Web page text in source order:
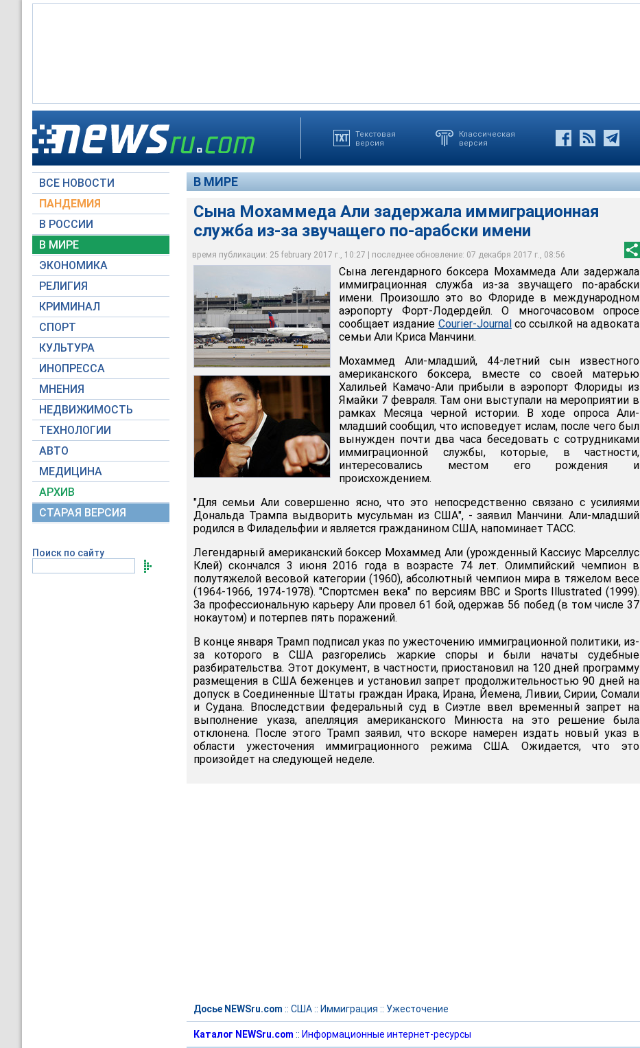
Текстовая
версия
Классическая
версия
ВСЕ НОВОСТИ
ПАНДЕМИЯ
В РОССИИ
В МИРЕ
ЭКОНОМИКА
РЕЛИГИЯ
КРИМИНАЛ
СПОРТ
КУЛЬТУРА
ИНОПРЕССА
МНЕНИЯ
НЕДВИЖИМОСТЬ
ТЕХНОЛОГИИ
АВТО
МЕДИЦИНА
АРХИВ
СТАРАЯ ВЕРСИЯ
Поиск по сайту
В МИРЕ
Сына Мохаммеда Али задержала иммиграционная
служба из-за звучащего по-арабски имени
время публикации: 25 february 2017 г., 10:27 | последнее обновление: 07 декабря 2017 г., 08:56
Сына Мохаммеда Али задержала иммиграционная служба в международном
аэропорту Форт-Лодердейл
Global Look Press
Легендарный американский боксер Мохаммед Али (урожденный Кассиус Марселлус
Клей) скончался 3 июня 2016 года в возрасте 74 лет
Reuters
Сына легендарного боксера Мохаммеда Али задержала
иммиграционная служба из-за звучащего по-арабски
имени. Произошло это во Флориде в международном
аэропорту Форт-Лодердейл. О многочасовом опросе
сообщает издание Courier-Journalсо ссылкой на адвоката
семьи Али Криса Манчини.
Мохаммед Али-младший, 44-летний сын известного
американского боксера, вместе со своей матерью
Халильей Камачо-Али прибыли в аэропорт Флориды из
Ямайки 7 февраля. Там они выступали на мероприятии в
рамках Месяца черной истории. В ходе опроса Али-
младший сообщил, что исповедует ислам, после чего был
вынужден почти два часа беседовать с сотрудниками
иммиграционной службы, которые, в частности,
интересовались местом его рождения и
происхождением.
"Для семьи Али совершенно ясно, что это непосредственно связано с усилиями
Дональда Трампа выдворить мусульман из США", - заявил Манчини. Али-младший
родился в Филадельфии и является гражданином США, напоминает ТАСС.
Легендарный американский боксер Мохаммед Али (урожденный Кассиус Марселлус
Клей) скончался 3 июня 2016 года в возрасте 74 лет. Олимпийский чемпион в
полутяжелой весовой категории (1960), абсолютный чемпион мира в тяжелом весе
(1964-1966, 1974-1978). "Спортсмен века" по версиям BBC и Sports Illustrated (1999).
За профессиональную карьеру Али провел 61 бой, одержав 56 побед (в том числе 37
нокаутом) и потерпев пять поражений.
В конце января Трамп подписал указ по ужесточению иммиграционной политики, из-
за которого в США разгорелись жаркие споры и были начаты судебные
разбирательства. Этот документ, в частности, приостановил на 120 дней программу
размещения в США беженцев и установил запрет продолжительностью 90 дней на
допуск в Соединенные Штаты граждан Ирака, Ирана, Йемена, Ливии, Сирии, Сомали
и Судана. Впоследствии федеральный суд в Сиэтле ввел временный запрет на
выполнение указа, апелляция американского Минюста на это решение была
отклонена. После этого Трамп заявил, что вскоре намерен издать новый указ в
области ужесточения иммиграционного режима США. Ожидается, что это
произойдет на следующей неделе.
Досье NEWSru.com :: США:: Иммиграция :: Ужесточение
Каталог NEWSru.com :: Информационные интернет-ресурсы